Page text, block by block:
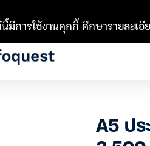
A5 ปร
มีการใช้งานคุกกี้ ศึกษารายละเอี